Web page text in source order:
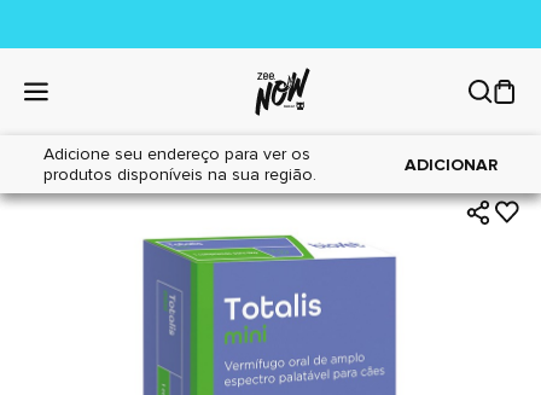
Adicione seu endereço para ver os
produtos disponíveis na sua região.
ADICIONAR
Home|Cães|Farmácia